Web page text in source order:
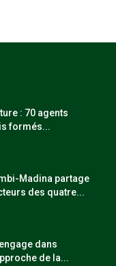
: 70 agents
formés...
Madina partage
des quatre...
dans
de la...